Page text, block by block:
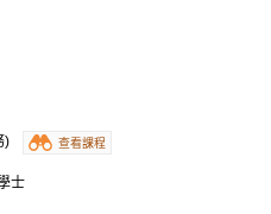
所修讀的學系而感到迷惘
步，重新思考未來方向。
接觸到書院的應用社會科
課程不但讓我確定自己的
職涯的視野。雖然我對社
仍希望先打好社會科學的
進。
同道合的同學，令這段學
)
查看課程
士